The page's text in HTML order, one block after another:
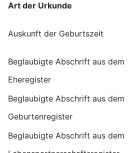
Art der Urkunde
Auskunft der Geburtszeit
Beglaubigte Abschrift aus dem
Eheregister
Beglaubigte Abschrift aus dem
Geburtenregister
Beglaubigte Abschrift aus dem